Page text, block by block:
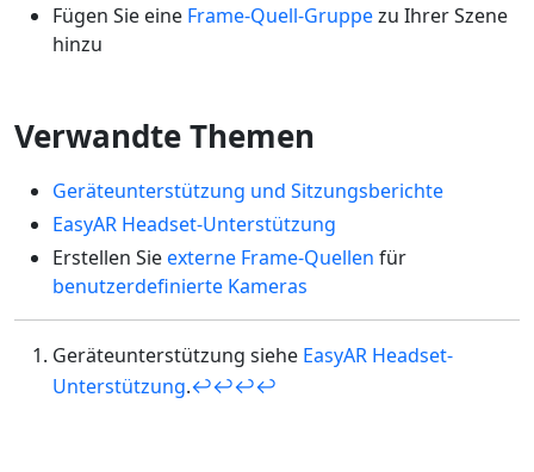
Fügen Sie eine Frame-Quell-Gruppezu Ihrer Szene
hinzu
Verwandte Themen
Geräteunterstützung und Sitzungsberichte
EasyAR Headset-Unterstützung
Erstellen Sieexterne Frame-Quellen für
benutzerdefinierte Kameras
Geräteunterstützung siehe EasyAR Headset-
Unterstützung.↩↩↩↩